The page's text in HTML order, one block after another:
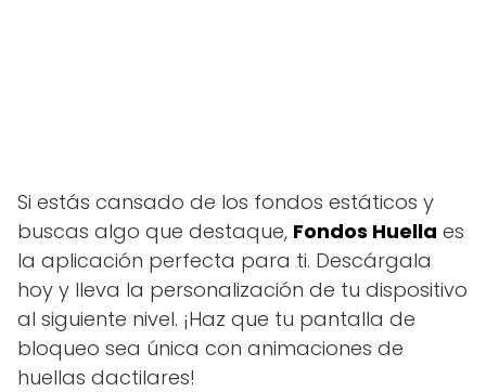
Si estás cansado de los fondos estáticos y
buscas algo que destaque, Fondos Huella es
la aplicación perfecta para ti. Descárgala
hoy y lleva la personalización de tu dispositivo
al siguiente nivel. ¡Haz que tu pantalla de
bloqueo sea única con animaciones de
huellas dactilares!